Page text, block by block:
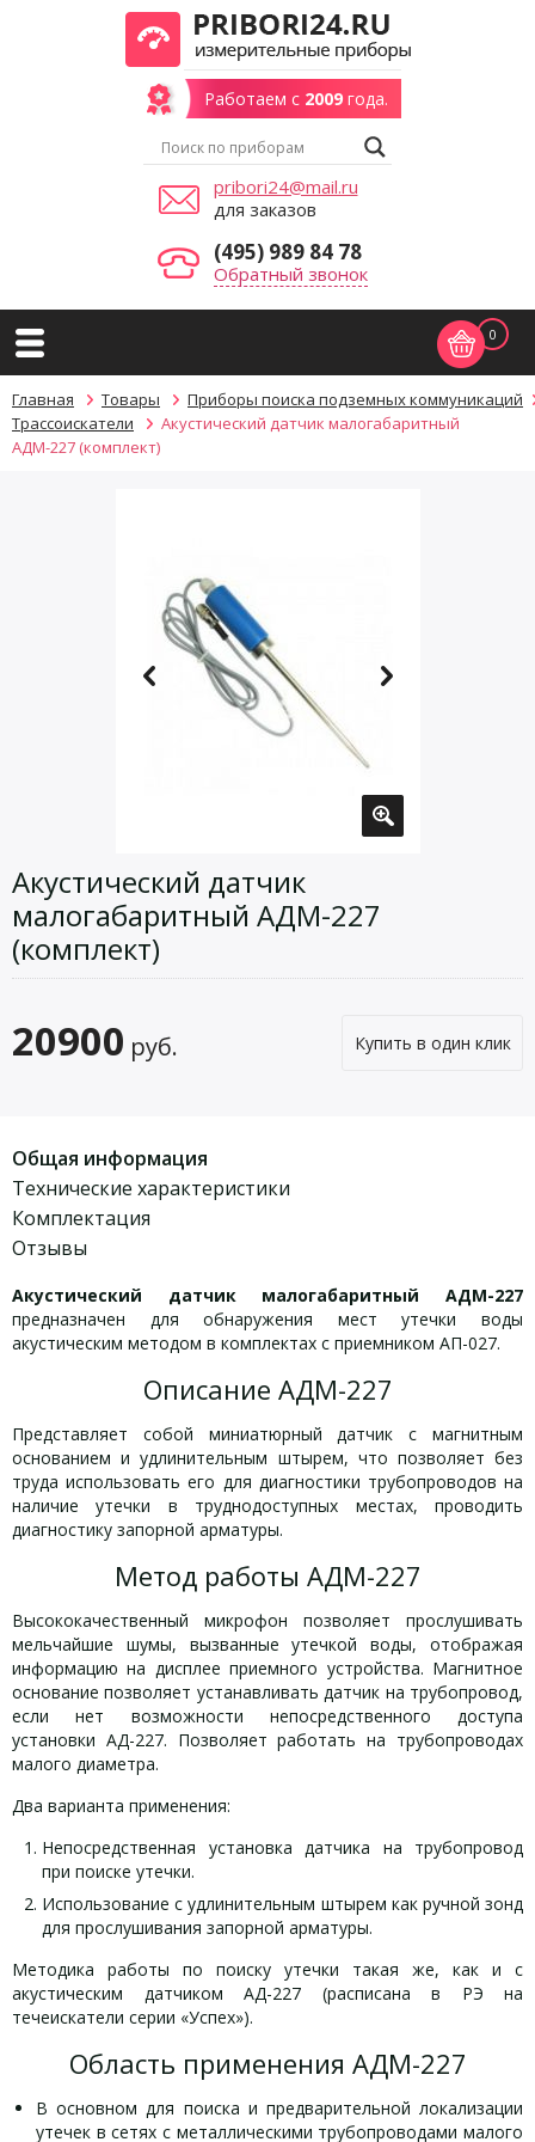
Работаем с 2009года.
pribori24@mail.ru
для заказов
(495) 989 84 78
Обратный звонок
0
Главная Товары
Приборы поиска подземных коммуникаций
Трассоискатели
Акустический датчик малогабаритный
АДМ-227 (комплект)
Акустический датчик
малогабаритный АДМ-227
(комплект)
20900 руб. Купить в один клик
Общая информация
Технические характеристики
Комплектация
Отзывы
Акустический датчик малогабаритный АДМ-227
предназначен для обнаружения мест утечки воды
акустическим методом в комплектах с приемником АП-027.
Описание АДМ-227
Представляет собой миниатюрный датчик с магнитным
основанием и удлинительным штырем, что позволяет без
труда использовать его для диагностики трубопроводов на
наличие утечки в труднодоступных местах, проводить
диагностику запорной арматуры.
Метод работы АДМ-227
Высококачественный микрофон позволяет прослушивать
мельчайшие шумы, вызванные утечкой воды, отображая
информацию на дисплее приемного устройства. Магнитное
основание позволяет устанавливать датчик на трубопровод,
если нет возможности непосредственного доступа
установки АД-227. Позволяет работать на трубопроводах
малого диаметра.
Два варианта применения:
Непосредственная установка датчика на трубопровод
при поиске утечки.
Использование с удлинительным штырем как ручной зонд
для прослушивания запорной арматуры.
Методика работы по поиску утечки такая же, как и с
акустическим датчиком АД-227 (расписана в РЭ на
течеискатели серии «Успех»).
Область применения АДМ-227
В основном для поиска и предварительной локализации
утечек в сетях с металлическими трубопроводами малого